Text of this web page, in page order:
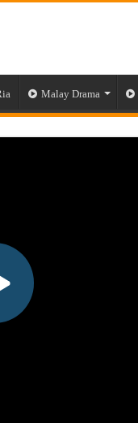
Malay Drama